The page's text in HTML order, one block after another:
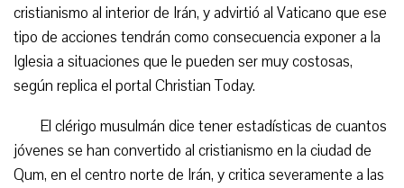
cristianismo al interior de Irán, y advirtió al Vaticano que ese
tipo de acciones tendrán como consecuencia exponer a la
Iglesia a situaciones que le pueden ser muy costosas,
según replica el portal Christian Today.
El clérigo musulmán dice tener estadísticas de cuantos
jóvenes se han convertido al cristianismo en la ciudad de
Qum, en el centro norte de Irán, y critica severamente a las